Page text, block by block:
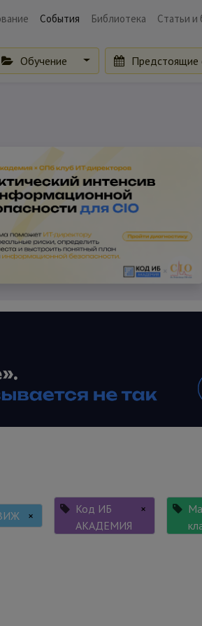
События Библиотека Статьи и
Обучение Предстоящие
×
Код ИБ
АКАДЕМИЯ
×